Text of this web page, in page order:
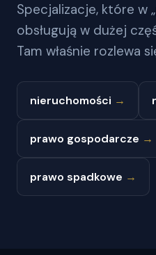
Specjalizacje, które w
obsługują w dużej
Tam właśnie rozlewa
nieruchomości →
prawo gospodarcze →
prawo spadkowe →